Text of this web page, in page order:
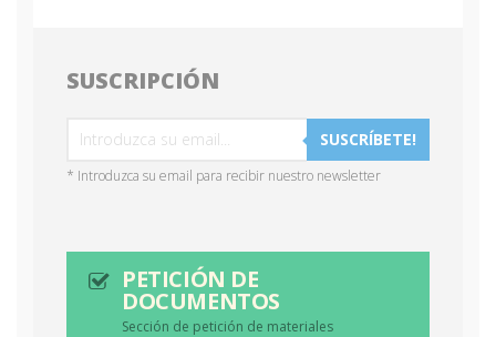
SUSCRIPCIÓN
SUSCRÍBETE!
* Introduzca su email para recibir nuestro newsletter
PETICIÓN DE
DOCUMENTOS
Sección de petición de materiales